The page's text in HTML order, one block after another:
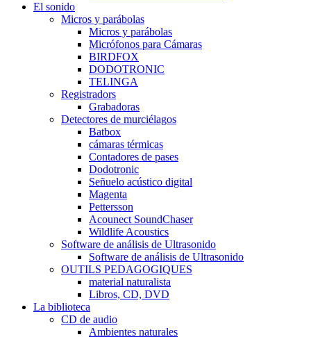
El sonido
Micros y parábolas
Micros y parábolas
Micrófonos para Cámaras
BIRDFOX
DODOTRONIC
TELINGA
Registradors
Grabadoras
Detectores de murciélagos
Batbox
cámaras térmicas
Contadores de pases
Dodotronic
Señuelo acústico digital
Magenta
Pettersson
Acounect SoundChaser
Wildlife Acoustics
Software de análisis de Ultrasonido
Software de análisis de Ultrasonido
OUTILS PEDAGOGIQUES
material naturalista
Libros, CD, DVD
La biblioteca
CD de audio
Ambientes naturales